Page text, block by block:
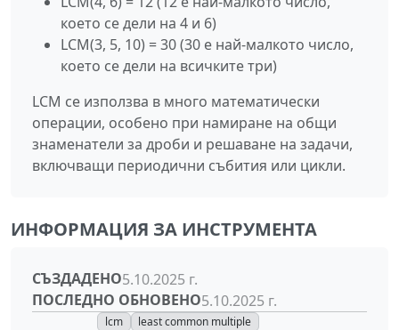
което се дели на 4 и 6)
LCM(3, 5, 10) = 30 (30 е най-малкото число,
което се дели на всичките три)
LCM се използва в много математически
операции, особено при намиране на общи
знаменатели за дроби и решаване на задачи,
включващи периодични събития или цикли.
ИНФОРМАЦИЯ ЗА ИНСТРУМЕНТА
СЪЗДАДЕНО5.10.2025 г.
ПОСЛЕДНО ОБНОВЕНО5.10.2025 г.
lcm
least common multiple